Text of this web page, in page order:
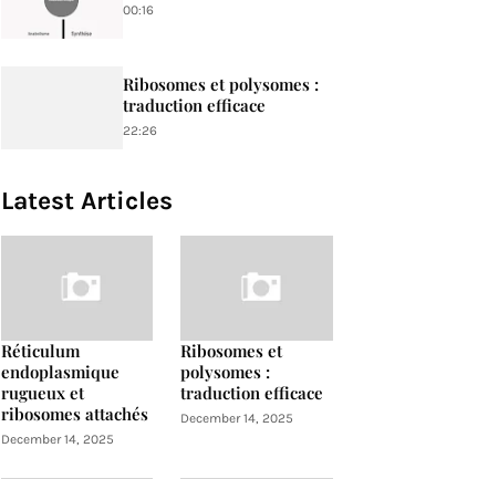
00:16
Ribosomes et polysomes :
traduction efficace
22:26
Latest Articles
Réticulum
endoplasmique
rugueux et
ribosomes attachés
December 14, 2025
Ribosomes et
polysomes :
traduction efficace
December 14, 2025